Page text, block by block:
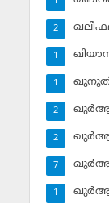
2
1
1
2
2
7
1